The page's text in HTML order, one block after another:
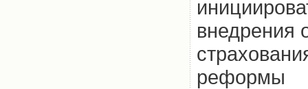
внедрения
реформы